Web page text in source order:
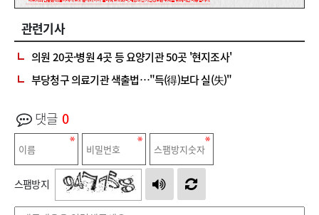
관련기사
의원 20곳·병원 4곳 등 요양기관 50곳 '현지조사'
부당청구 의료기관 색출법…"득(得)보다 실(失)"
댓글 0
스팸방지